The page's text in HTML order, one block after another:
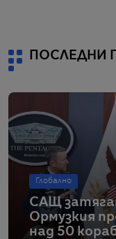
ПОСЛЕДНИ
Глобално
САЩ
Ормузкия
над 50